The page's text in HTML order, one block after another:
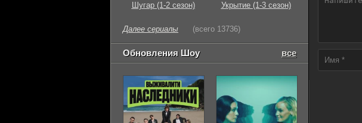
Шугар (1-2 сезон) Укрытие (1-3 сезон)
Далее сериалы (всего 13736)
Обновления Шоу все